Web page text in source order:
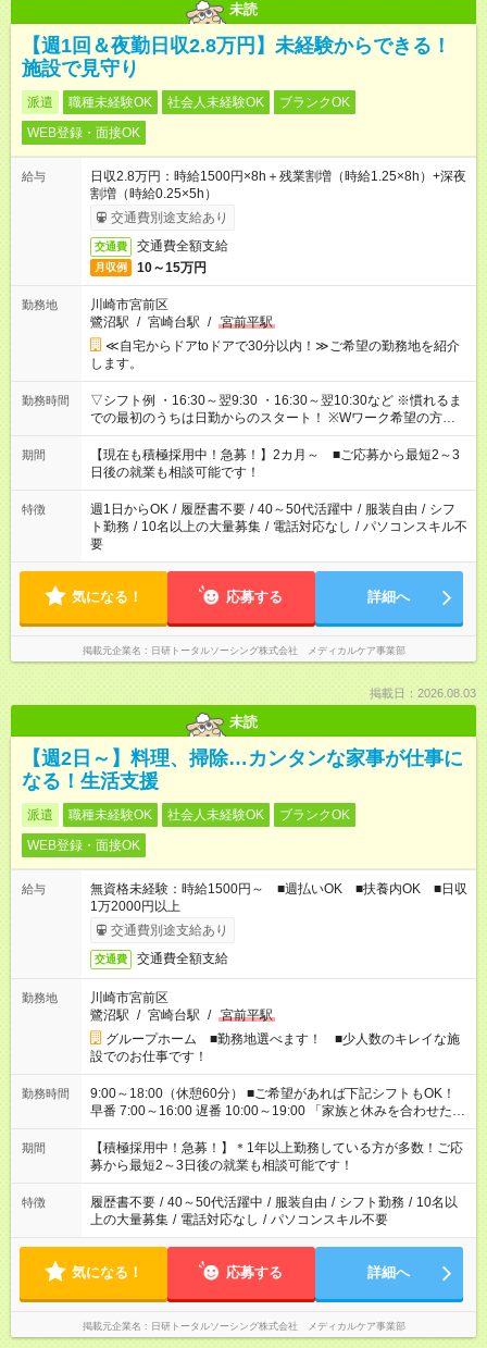
未読
【週1回＆夜勤日収2.8万円】未経験からできる！
施設で見守り
派遣 職種未経験OK 社会人未経験OK
ブランクOK
WEB登録・面接OK
給与
日収2.8万円：時給1500円×8h＋残業割増（時給1.25×8h）+深夜
割増（時給0.25×5h）
交通費別途支給あり
交通費 交通費全額支給
月収例 10～15万円
勤務地
川崎市宮前区
鷺沼駅 / 宮崎台駅 / 宮前平駅
≪自宅からドアtoドアで30分以内！≫ご希望の勤務地を紹介
します。
勤務時間
▽シフト例 ・16:30～翌9:30 ・16:30～翌10:30など ※慣れるま
での最初のうちは日勤からのスタート！ ※Wワーク希望の方へ
今ご覧のお仕事で希望する勤務時間と、もう1つのお仕事の勤務
時間。 合計で週40時間を超える場合は応募できません。
期間
【現在も積極採用中！急募！】2カ月～ ■ご応募から最短2～3
日後の就業も相談可能です！
特徴 週1日からOK / 履歴書不要 / 40～50代活躍中 / 服装自由 / シフ
ト勤務 / 10名以上の大量募集 / 電話対応なし / パソコンスキル不
要
気になる！ 応募する 詳細へ
掲載元企業名 日研トータルソーシング株式会社 メディカルケア事業部
掲載日：2026.08.03
未読
【週2日～】料理、掃除…カンタンな家事が仕事に
なる！生活支援
派遣 職種未経験OK 社会人未経験OK
ブランクOK
WEB登録・面接OK
給与
無資格未経験：時給1500円～ ■週払いOK ■扶養内OK ■日収
1万2000円以上
交通費別途支給あり
交通費 交通費全額支給
勤務地
川崎市宮前区
鷺沼駅 / 宮崎台駅 / 宮前平駅
グループホーム ■勤務地選べます！ ■少人数のキレイな施
設でのお仕事です！
勤務時間
9:00～18:00（休憩60分） ■ご希望があれば下記シフトもOK！
早番 7:00～16:00 遅番 10:00～19:00 「家族と休みを合わせた
い」 「余裕を持って夕飯の準備がしたい」 「できれば残業はし
たくない」 など、ご希望を教えてくださいね。 ※Wワーク希望
の方へ 今ご覧のお仕事で希望する勤務時間と、もう1つのお仕事
の勤務時間。 合計で週40時間を超える場合は応募できません。
期間
【積極採用中！急募！】＊1年以上勤務している方が多数！ご応
募から最短2～3日後の就業も相談可能です！
特徴 履歴書不要 / 40～50代活躍中 / 服装自由 / シフト勤務 / 10名以
上の大量募集 / 電話対応なし / パソコンスキル不要
気になる！ 応募する 詳細へ
掲載元企業名 日研トータルソーシング株式会社 メディカルケア事業部